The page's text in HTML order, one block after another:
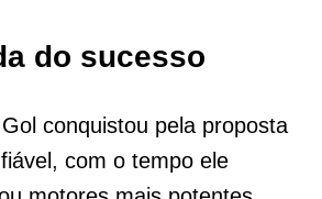
do sucesso
conquistou pela proposta
com o tempo ele